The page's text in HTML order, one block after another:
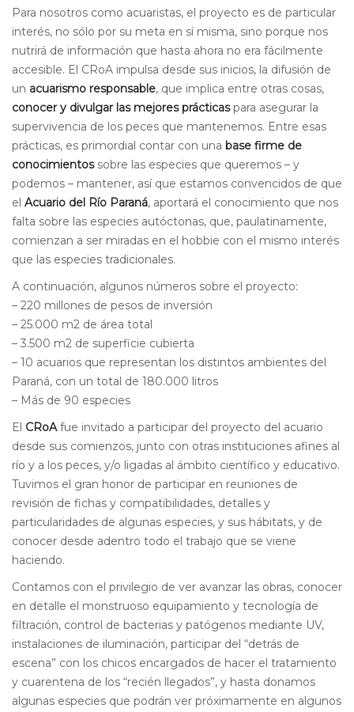
Para nosotros como acuaristas, el proyecto es de particular
interés, no sólo por su meta en sí misma, sino porque nos
nutrirá de información que hasta ahora no era fácilmente
accesible. El CRoA impulsa desde sus inicios, la difusión de
un acuarismo responsable, que implica entre otras cosas,
conocer y divulgar las mejores prácticaspara asegurar la
supervivencia de los peces que mantenemos. Entre esas
prácticas, es primordial contar con una base firme de
conocimientossobre las especies que queremos – y
podemos – mantener, así que estamos convencidos de que
el Acuario del Río Paraná, aportará el conocimiento que nos
falta sobre las especies autóctonas, que, paulatinamente,
comienzan a ser miradas en el hobbie con el mismo interés
que las especies tradicionales.
A continuación, algunos números sobre el proyecto:
– 220 millones de pesos de inversión
– 25.000 m2 de área total
– 3.500 m2 de superficie cubierta
– 10 acuarios que representan los distintos ambientes del
Paraná, con un total de 180.000 litros
– Más de 90 especies
El CRoAfue invitado a participar del proyecto del acuario
desde sus comienzos, junto con otras instituciones afines al
río y a los peces, y/o ligadas al ámbito científico y educativo.
Tuvimos el gran honor de participar en reuniones de
revisión de fichas y compatibilidades, detalles y
particularidades de algunas especies, y sus hábitats, y de
conocer desde adentro todo el trabajo que se viene
haciendo.
Contamos con el privilegio de ver avanzar las obras, conocer
en detalle el monstruoso equipamiento y tecnología de
filtración, control de bacterias y patógenos mediante UV,
instalaciones de iluminación, participar del “detrás de
escena” con los chicos encargados de hacer el tratamiento
y cuarentena de los “recién llegados”, y hasta donamos
algunas especies que podrán ver próximamente en algunos